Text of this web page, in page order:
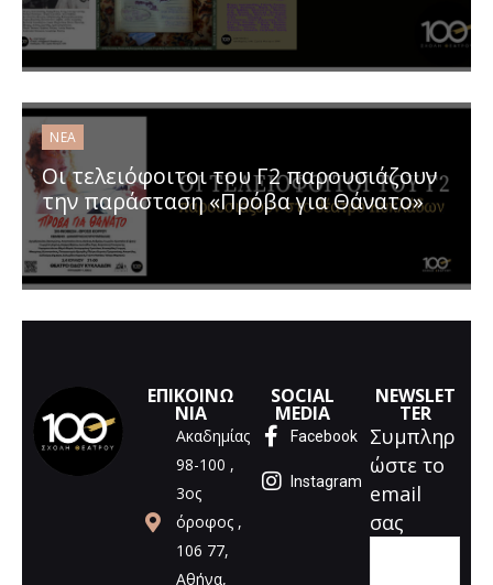
ΝΈΑ
Οι τελειόφοιτοι του Γ2 παρουσιάζουν
την παράσταση «Πρόβα για Θάνατο»
ΕΠΙΚΟΙΝΩ
ΝΙΑ
Ακαδημίας
98-100 ,
3ος
όροφος ,
106 77,
Αθήνα,
SOCIAL
MEDIA
Facebook
Instagram
NEWSLET
TER
Συμπληρ
ώστε το
email
σας